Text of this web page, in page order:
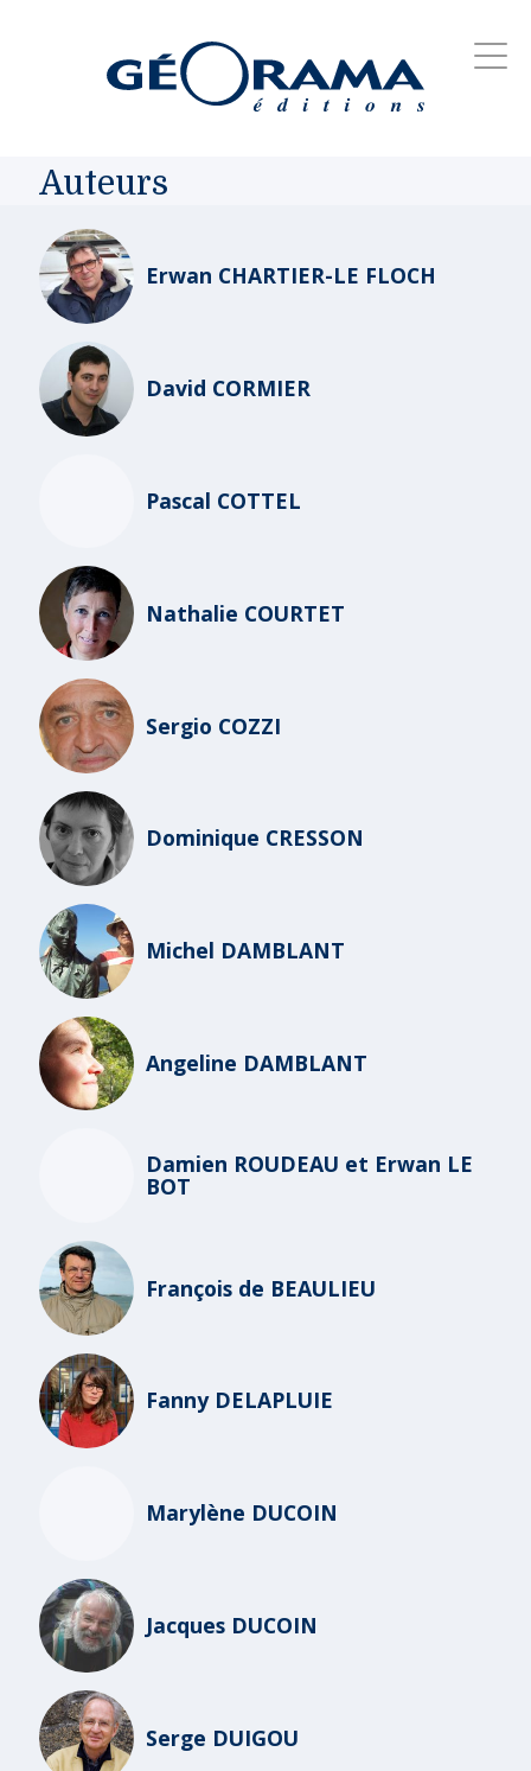
Auteurs
Erwan CHARTIER-LE FLOCH
David CORMIER
Pascal COTTEL
Nathalie COURTET
Sergio COZZI
Dominique CRESSON
Michel DAMBLANT
Angeline DAMBLANT
Damien ROUDEAU et Erwan LE
BOT
François de BEAULIEU
Fanny DELAPLUIE
Marylène DUCOIN
Jacques DUCOIN
Serge DUIGOU